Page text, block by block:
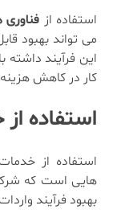
استفاده از
می ‌تواند بهبود
این فرآیند
کار در کاهش
استفاده
استفاده از
هایی است که
بهبود فرآیند